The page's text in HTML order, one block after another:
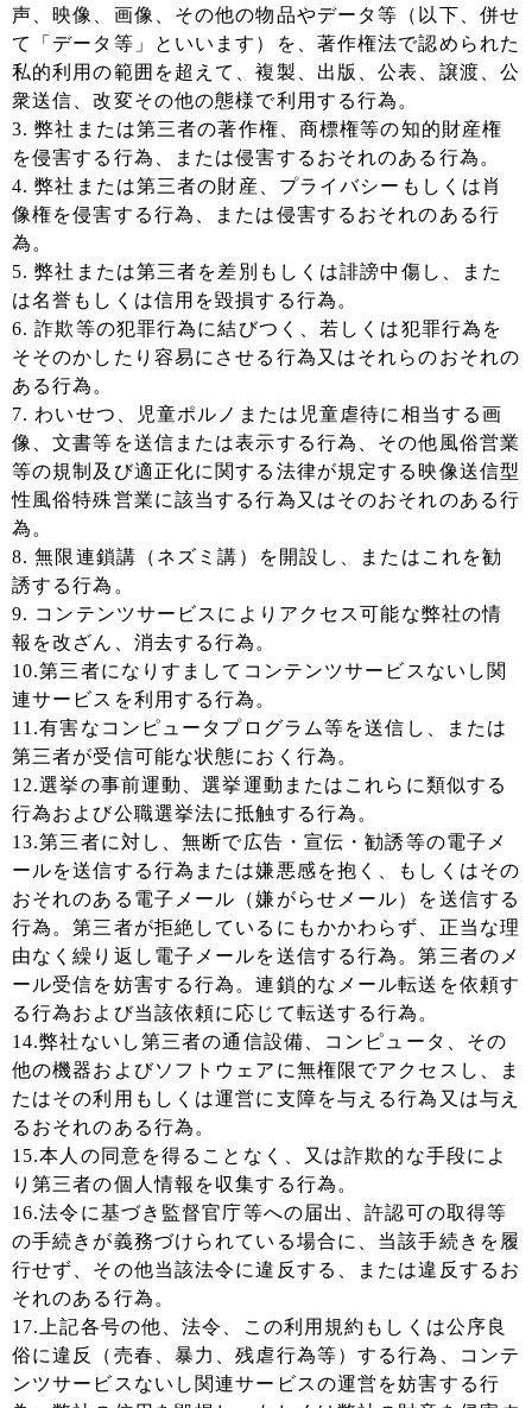
声、映像、画像、その他の物品やデータ等（以下、併せ
て「データ等」といいます）を、著作権法で認められた
私的利用の範囲を超えて、複製、出版、公表、譲渡、公
衆送信、改変その他の態様で利用する行為。
3. 弊社または第三者の著作権、商標権等の知的財産権
を侵害する行為、または侵害するおそれのある行為。
4. 弊社または第三者の財産、プライバシーもしくは肖
像権を侵害する行為、または侵害するおそれのある行
為。
5. 弊社または第三者を差別もしくは誹謗中傷し、また
は名誉もしくは信用を毀損する行為。
6. 詐欺等の犯罪行為に結びつく、若しくは犯罪行為を
そそのかしたり容易にさせる行為又はそれらのおそれの
ある行為。
7. わいせつ、児童ポルノまたは児童虐待に相当する画
像、文書等を送信または表示する行為、その他風俗営業
等の規制及び適正化に関する法律が規定する映像送信型
性風俗特殊営業に該当する行為又はそのおそれのある行
為。
8. 無限連鎖講（ネズミ講）を開設し、またはこれを勧
誘する行為。
9. コンテンツサービスによりアクセス可能な弊社の情
報を改ざん、消去する行為。
10.第三者になりすましてコンテンツサービスないし関
連サービスを利用する行為。
11.有害なコンピュータプログラム等を送信し、または
第三者が受信可能な状態におく行為。
12.選挙の事前運動、選挙運動またはこれらに類似する
行為および公職選挙法に抵触する行為。
13.第三者に対し、無断で広告・宣伝・勧誘等の電子メ
ールを送信する行為または嫌悪感を抱く、もしくはその
おそれのある電子メール（嫌がらせメール）を送信する
行為。第三者が拒絶しているにもかかわらず、正当な理
由なく繰り返し電子メールを送信する行為。第三者のメ
ール受信を妨害する行為。連鎖的なメール転送を依頼す
る行為および当該依頼に応じて転送する行為。
14.弊社ないし第三者の通信設備、コンピュータ、その
他の機器およびソフトウェアに無権限でアクセスし、ま
たはその利用もしくは運営に支障を与える行為又は与え
るおそれのある行為。
15.本人の同意を得ることなく、又は詐欺的な手段によ
り第三者の個人情報を収集する行為。
16.法令に基づき監督官庁等への届出、許認可の取得等
の手続きが義務づけられている場合に、当該手続きを履
行せず、その他当該法令に違反する、または違反するお
それのある行為。
17.上記各号の他、法令、この利用規約もしくは公序良
俗に違反（売春、暴力、残虐行為等）する行為、コンテ
ンツサービスないし関連サービスの運営を妨害する行